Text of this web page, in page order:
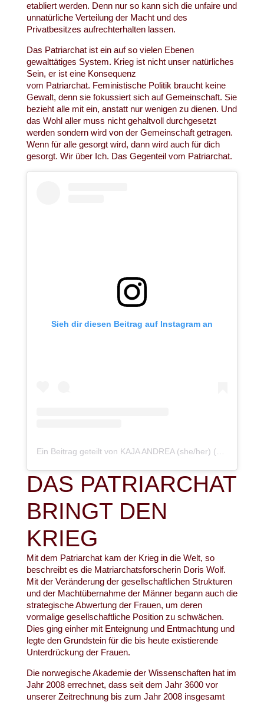
etabliert werden. Denn nur so kann sich die unfaire und
unnatürliche Verteilung der Macht und des
Privatbesitzes aufrechterhalten lassen.
Das Patriarchat ist ein auf so vielen Ebenen
gewalttätiges System. Krieg ist nicht unser natürliches
Sein, er ist eine Konsequenz
vom Patriarchat. Feministische Politik braucht keine
Gewalt, denn sie fokussiert sich auf Gemeinschaft. Sie
bezieht alle mit ein, anstatt nur wenigen zu dienen. Und
das Wohl aller muss nicht gehaltvoll durchgesetzt
werden sondern wird von der Gemeinschaft getragen.
Wenn für alle gesorgt wird, dann wird auch für dich
gesorgt. Wir über Ich. Das Gegenteil vom Patriarchat.
Sieh dir diesen Beitrag auf Instagram an
DAS PATRIARCHAT
BRINGT DEN
KRIEG
Mit dem Patriarchat kam der Krieg in die Welt, so
beschreibt es die Matriarchatsforscherin Doris Wolf.
Mit der Veränderung der gesellschaftlichen Strukturen
und der Machtübernahme der Männer begann auch die
strategische Abwertung der Frauen, um deren
vormalige gesellschaftliche Position zu schwächen.
Dies ging einher mit Enteignung und Entmachtung und
legte den Grundstein für die bis heute existierende
Unterdrückung der Frauen.
Die norwegische Akademie der Wissenschaften hat im
Jahr 2008 errechnet, dass seit dem Jahr 3600 vor
unserer Zeitrechnung bis zum Jahr 2008 insgesamt